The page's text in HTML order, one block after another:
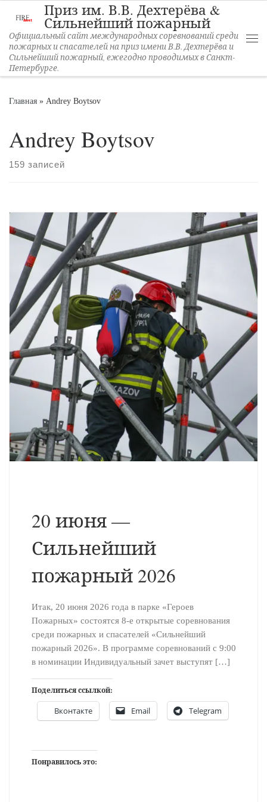
Перейти к содержимому
Приз им. В.В. Дехтерёва &
Сильнейший пожарный
Официальный сайт международных соревнований среди
пожарных и спасателей на приз имени В.В. Дехтерёва и
Сильнейший пожарный, ежегодно проводимых в Санкт-
Петербурге.
Главная » Andrey Boytsov
Andrey Boytsov
159 записей
20 июня —
Сильнейший
пожарный 2026
Итак, 20 июня 2026 года в парке «Героев
Пожарных» состоятся 8-е открытые соревнования
среди пожарных и спасателей «Сильнейший
пожарный 2026». В программе соревнований с 9:00
в номинации Индивидуальный зачет выступят […]
Поделиться ссылкой:
Вконтакте Email Telegram
Понравилось это: